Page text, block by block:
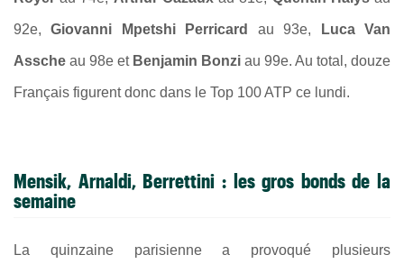
92e,Giovanni Mpetshi Perricard au 93e, Luca Van
Assche au 98e et Benjamin Bonzi au 99e. Au total, douze
Français figurent donc dans le Top 100 ATP ce lundi.
Mensik, Arnaldi, Berrettini : les gros bonds de la
semaine
La quinzaine parisienne a provoqué plusieurs